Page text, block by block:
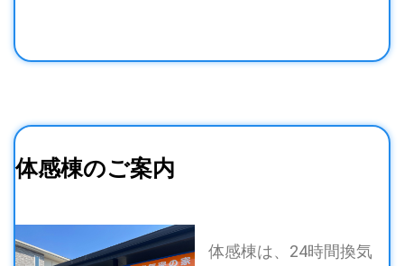
体感棟のご案内
体感棟は、24時間換気